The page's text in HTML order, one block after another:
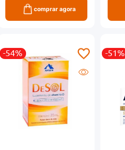
comprar agora
-54% -51%